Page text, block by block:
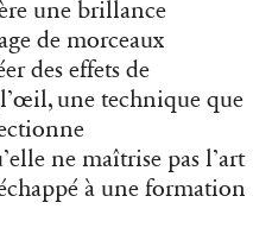
une brillance
de morceaux
des effets de
une technique que
ne maîtrise pas l’art
à une formation